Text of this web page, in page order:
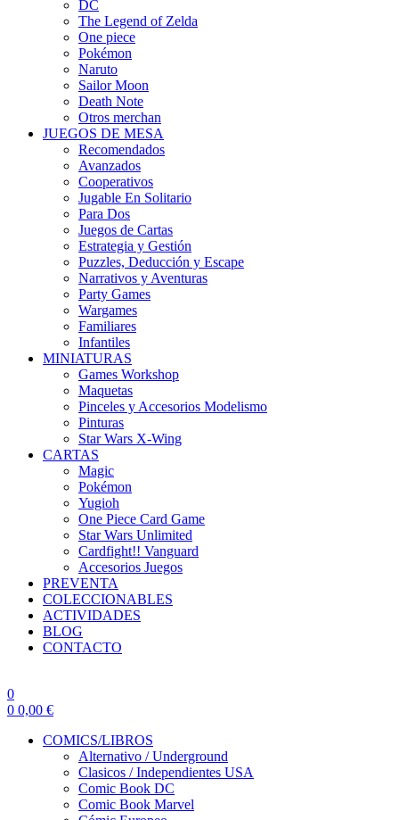
DC
The Legend of Zelda
One piece
Pokémon
Naruto
Sailor Moon
Death Note
Otros merchan
JUEGOS DE MESA
Recomendados
Avanzados
Cooperativos
Jugable En Solitario
Para Dos
Juegos de Cartas
Estrategia y Gestión
Puzzles, Deducción y Escape
Narrativos y Aventuras
Party Games
Wargames
Familiares
Infantiles
MINIATURAS
Games Workshop
Maquetas
Pinceles y Accesorios Modelismo
Pinturas
Star Wars X-Wing
CARTAS
Magic
Pokémon
Yugioh
One Piece Card Game
Star Wars Unlimited
Cardfight!! Vanguard
Accesorios Juegos
PREVENTA
COLECCIONABLES
ACTIVIDADES
BLOG
CONTACTO
0
0 0,00 €
COMICS/LIBROS
Alternativo / Underground
Clasicos / Independientes USA
Comic Book DC
Comic Book Marvel